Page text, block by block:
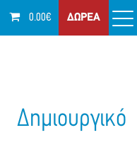
0.00€ ΔΩΡΕΑ